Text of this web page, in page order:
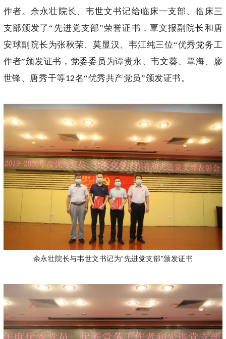
作者。余永壮院长、韦世文书记给临床一支部、临床三
支部颁发了“先进党支部”荣誉证书，覃文报副院长和唐
安球副院长为张秋荣、莫显汉、韦江纯三位“优秀党务工
作者”颁发证书，党委委员为谭贵永、韦文葵、覃海、廖
世锋、唐秀干等12名“优秀共产党员”颁发证书。
余永壮院长与韦世文书记为“先进党支部”颁发证书